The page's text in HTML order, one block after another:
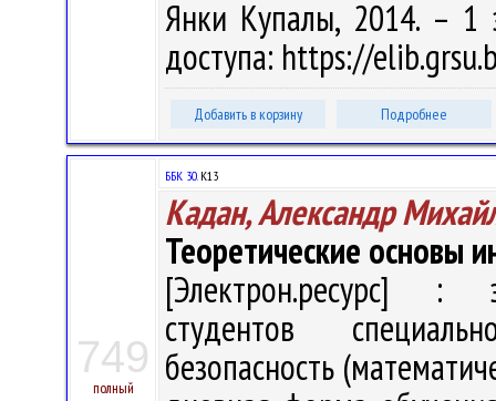
Янки Купалы, 2014. – 1
доступа: https://
Добавить в корзину Подробнее
749
полный
ББК 30.К13
Кадан, Александр
Теоретические основы
[Электрон.ресурс] :
студентов
безопасность